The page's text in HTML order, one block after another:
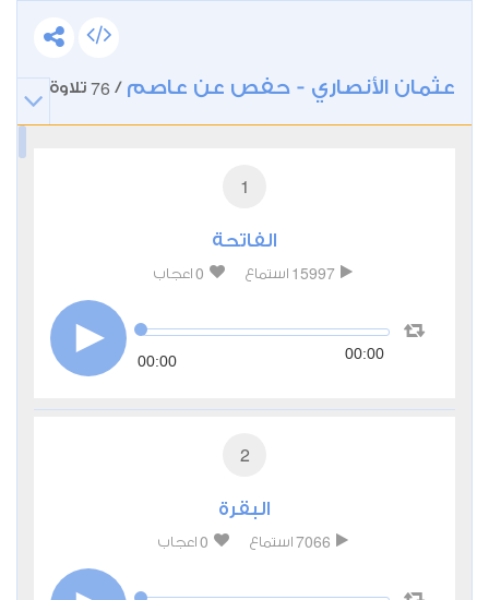
عثمان الأنصاري - حفص عن عاصم /
76 تلاوة
1
الفاتحة
15997 استماع 0 اعجاب
00:00 00:00
2
البقرة
7066 استماع 0 اعجاب